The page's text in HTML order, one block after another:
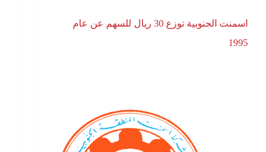
اسمنت الجنوبية توزع 30 ريال للسهم عن عام
1995